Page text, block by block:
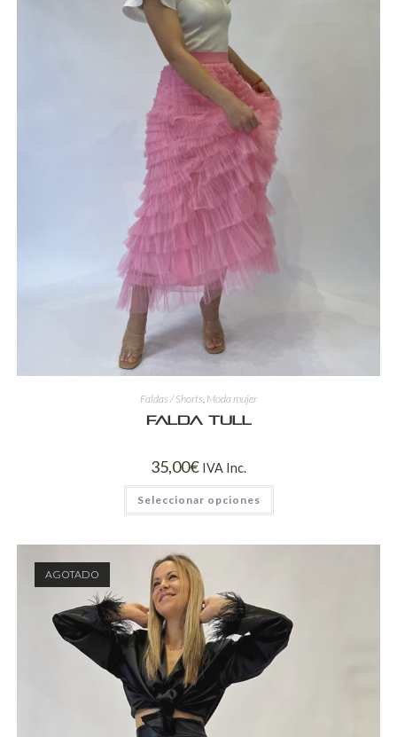
Faldas / Shorts, Moda mujer
Falda Tull
35,00€ IVA Inc.
Seleccionar opciones
AGOTADO